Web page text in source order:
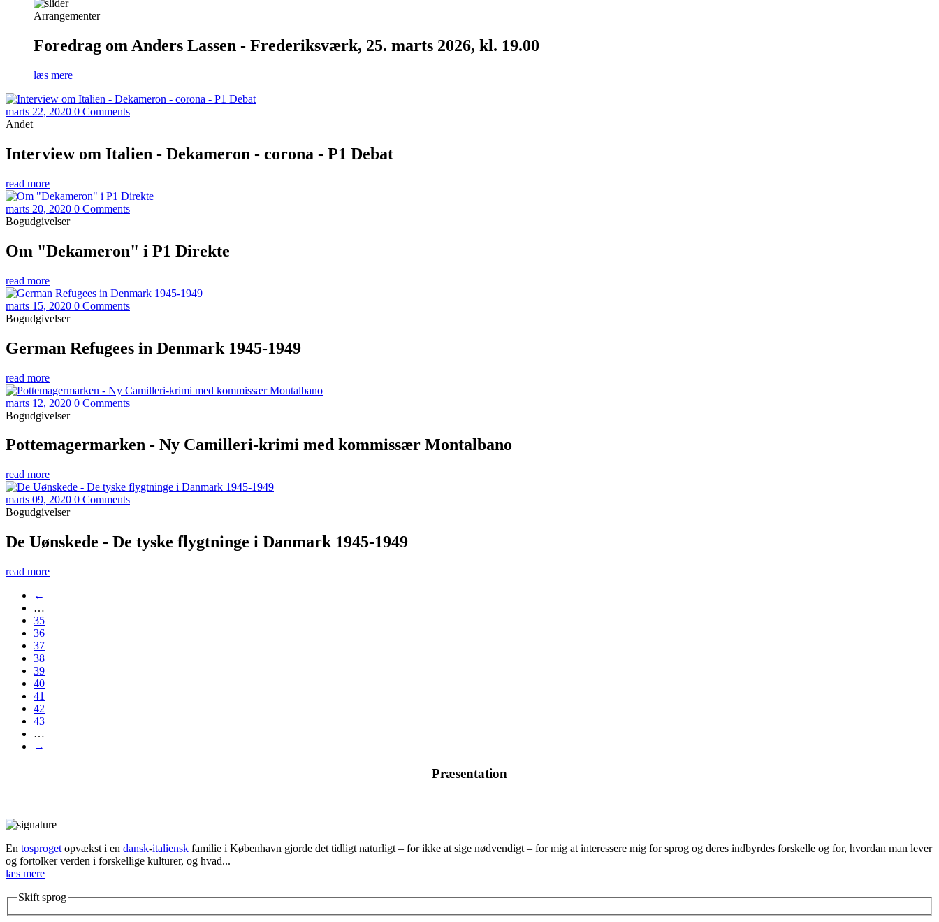
Arrangementer
Foredrag om Anders Lassen - Frederiksværk, 25. marts 2026, kl. 19.00
læs mere
marts 22, 2020 0 Comments
Andet
Interview om Italien - Dekameron - corona - P1 Debat
read more
marts 20, 2020 0 Comments
Bogudgivelser
Om "Dekameron" i P1 Direkte
read more
marts 15, 2020 0 Comments
Bogudgivelser
German Refugees in Denmark 1945-1949
read more
marts 12, 2020 0 Comments
Bogudgivelser
Pottemagermarken - Ny Camilleri-krimi med kommissær Montalbano
read more
marts 09, 2020 0 Comments
Bogudgivelser
De Uønskede - De tyske flygtninge i Danmark 1945-1949
read more
←
…
35
36
37
38
39
40
41
42
43
…
→
Præsentation
En tosproget opvækst i en dansk-italiensk familie i København gjorde det tidligt naturligt – for ikke at sige nødvendigt – for mig at interessere mig for sprog og deres indbyrdes forskelle og for, hvordan man lever
og fortolker verden i forskellige kulturer, og hvad...
læs mere
Skift sprog